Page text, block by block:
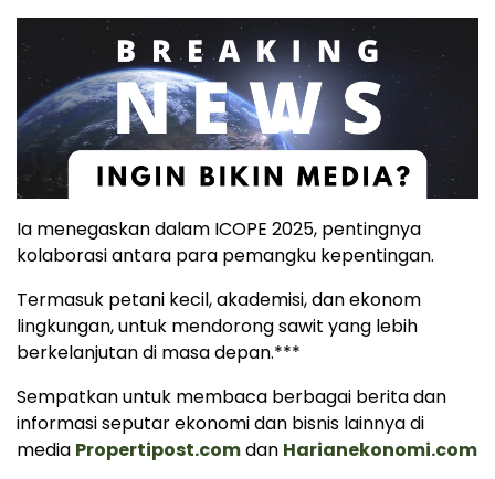
Ia menegaskan dalam ICOPE 2025, pentingnya
kolaborasi antara para pemangku kepentingan.
Termasuk petani kecil, akademisi, dan ekonom
lingkungan, untuk mendorong sawit yang lebih
berkelanjutan di masa depan.***
Sempatkan untuk membaca berbagai berita dan
informasi seputar ekonomi dan bisnis lainnya di
media Propertipost.comdan Harianekonomi.com